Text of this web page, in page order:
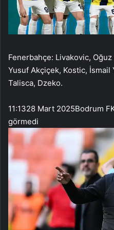
Fenerbahçe: Livakovic,
Yusuf Akçiçek, Kostic, İsmail
Talisca, Dzeko.
11:1328 Mart 2025Bodrum
görmedi